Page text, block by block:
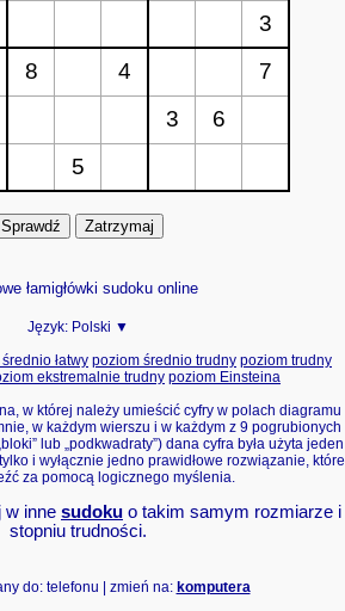
łamigłówki sudoku online
Język: Polski ▼
łatwy poziom średnio trudny poziom trudny
ekstremalnie trudny poziom Einsteina
w której należy umieścić cyfry w polach diagramu
w każdym wierszu i w każdym z 9 pogrubionych
lub „podkwadraty”) dana cyfra była użyta jeden
i wyłącznie jedno prawidłowe rozwiązanie, które
za pomocą logicznego myślenia.
w inne sudoku o takim samym rozmiarze i
stopniu trudności.
do: telefonu | zmień na: komputera